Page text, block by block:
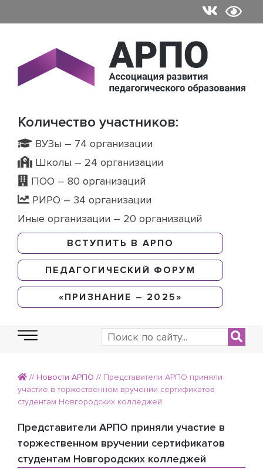
to
Количество участников:
ВУЗы – 74 организации
Школы – 24 организации
ПОО – 80 организаций
РИРО – 34 организации
Иные организации – 20 организаций
ВСТУПИТЬ В АРПО
ПЕДАГОГИЧЕСКИЙ ФОРУМ
«ПРИЗНАНИЕ – 2025»
// Новости АРПО // Представители АРПО приняли
участие в торжественном вручении сертификатов
студентам Новгородских колледжей
Представители АРПО приняли участие в
торжественном вручении сертификатов
студентам Новгородских колледжей